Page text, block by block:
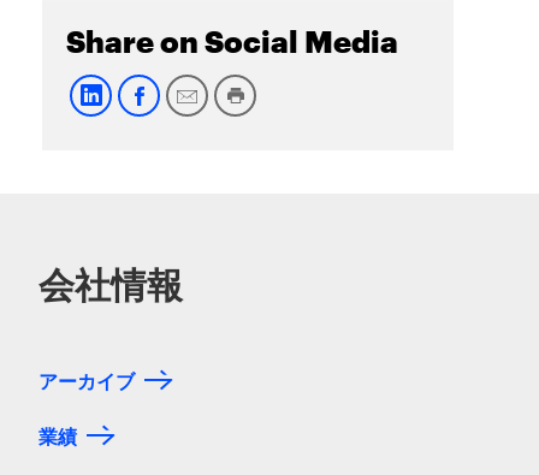
Share on Social Media
会社情報
アーカイブ
業績